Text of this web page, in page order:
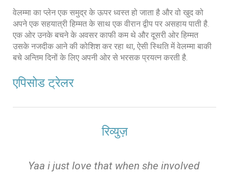
वेलम्मा का प्लेन एक समुद्र के ऊपर ध्वस्त हो जाता है और वो खुद को
अपने एक सहयात्री हिम्मत के साथ एक वीरान द्वीप पर असहाय पाती है.
एक ओर उनके बचने के अवसर काफी कम थे और दूसरी ओर हिम्मत
उसके नजदीक आने की कोशिश कर रहा था, ऐसी स्थिति में वेलम्मा बाकी
बचे अन्तिम दिनों के लिए अपनी ओर से भरसक प्रयत्न करती है.
एपिसोड ट्रेलर
रिव्युज़
Yaa i just love that when she involved